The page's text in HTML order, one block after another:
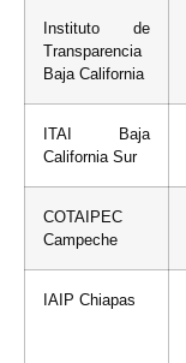
Instituto de
Transparencia
Baja California
ITAI Baja
California Sur
COTAIPEC
Campeche
IAIP Chiapas